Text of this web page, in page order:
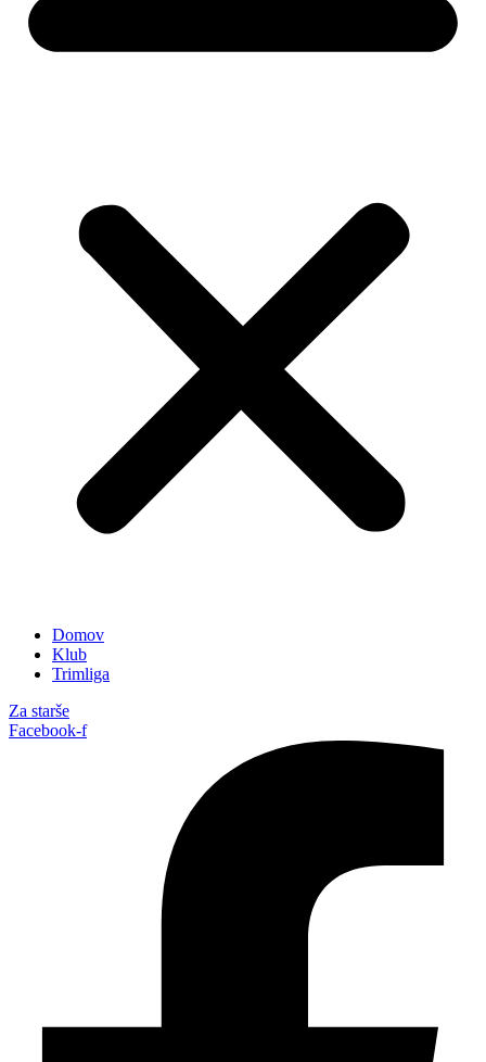
Domov
Klub
Trimliga
Za starše
Facebook-f